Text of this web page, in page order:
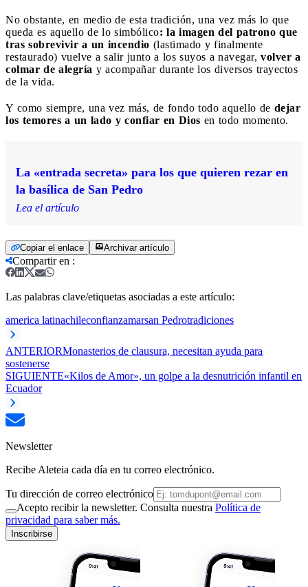
No obstante, en medio de esta tradición, una vez más lo que
queda es aquello de lo simbólico: la imagen del patrono que
tras sobrevivir a un incendio (lastimado y finalmente
restaurado) vuelve a salir junto a los suyos a navegar, volver a
colmar de alegría y acompañar durante los diversos trayectos
de la vida.
Y como siempre, una vez más, de fondo todo aquello de dejar
los temores a un lado y confiar en Dios en todo momento.
La «entrada secreta» para los que quieren rezar en
la basílica de San Pedro
Lea el artículo
Copiar el enlace Archivar artículo
Compartir en :
Las palabras clave/etiquetas asociadas a este artículo:
america latinachileconfianzamarsan Pedrotradiciones
ANTERIORMonasterios de clausura, necesitan ayuda para
sostenerse
SIGUIENTE«Kilos de Amor», un golpe a la desnutrición infantil en
Ecuador
Newsletter
Recibe Aleteia cada día en tu correo electrónico.
Tu dirección de correo electrónico
Acepto recibir la newsletter. Consulta nuestra Política de
privacidad para saber más.
Inscribirse